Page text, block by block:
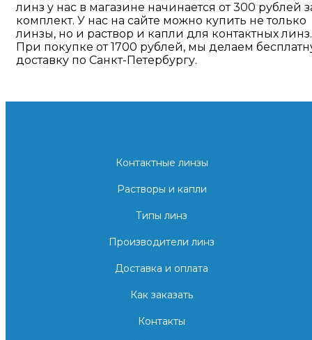
линз у нас в магазине начинается от 300 рублей
комплект. У нас на сайте можно купить не только
линзы, но и раствор и капли для контактных линз.
При покупке от 1700 рублей, мы делаем
доставку по Санкт-Петербургу.
Контактные линзы
Растворы и капли
Типы линз
Производители линз
Доставка и оплата
Как заказать
Контакты